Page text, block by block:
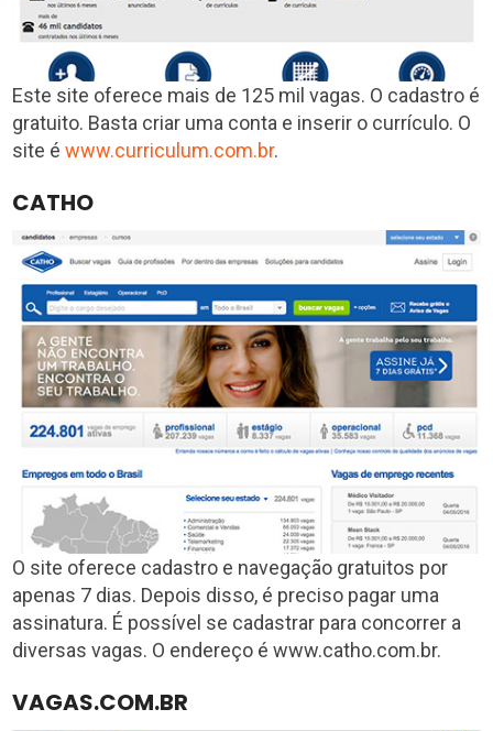
Este site oferece mais de 125 mil vagas. O cadastro é
gratuito. Basta criar uma conta e inserir o currículo. O
site éwww.curriculum.com.br.
CATHO
O site oferece cadastro e navegação gratuitos por
apenas 7 dias. Depois disso, é preciso pagar uma
assinatura. É possível se cadastrar para concorrer a
diversas vagas. O endereço é www.catho.com.br.
VAGAS.COM.BR